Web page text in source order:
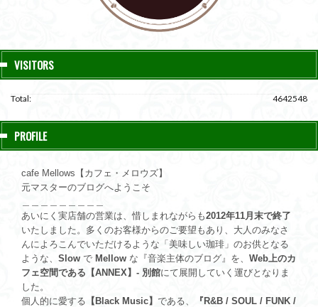
VISITORS
4642548
Total:
PROFILE
cafe Mellows【カフェ・メロウズ】
元マスターのブログへようこそ
あいにく実店舗の営業は、惜しまれながらも2012年11月末で終了
いたしました。多くのお客様からのご要望もあり、大人のみなさ
んによろこんでいただけるような「美味しい珈琲」のお供となる
ような、 Slow で Mellow な『音楽主体のブログ』を、 Web上のカ
フェ空間である【ANNEX】- 別館にて展開していく運びとなりま
した。
個人的に愛する 【Black Music】 である、
『R&B / SOUL / FUNK /